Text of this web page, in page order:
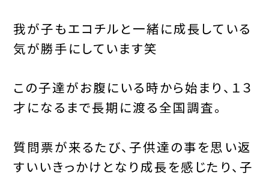
我が子もエコチルと一緒に成長している
気が勝手にしています笑
この子達がお腹にいる時から始まり、１３
才になるまで長期に渡る全国調査。
質問票が来るたび、子供達の事を思い返
すいいきっかけとなり成長を感じたり、子